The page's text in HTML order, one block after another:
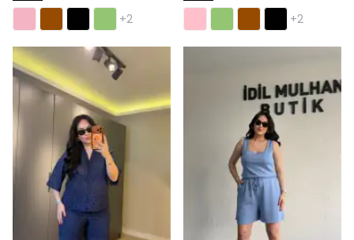
+2 +2